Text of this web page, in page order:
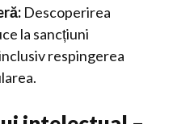
Descoperirea
la sancțiuni
respingerea